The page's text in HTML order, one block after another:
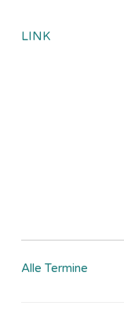
LINK
Alle Termine